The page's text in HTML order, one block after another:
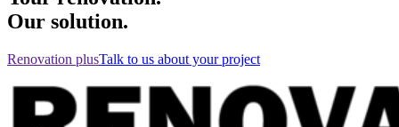
Our solution.
Renovation plusTalk to us about your project